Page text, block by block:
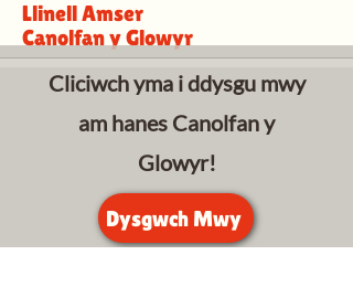
Llinell Amser
Canolfan y Glowyr
Cliciwch yma i ddysgu mwy
am hanes Canolfan y
Glowyr!
Dysgwch Mwy